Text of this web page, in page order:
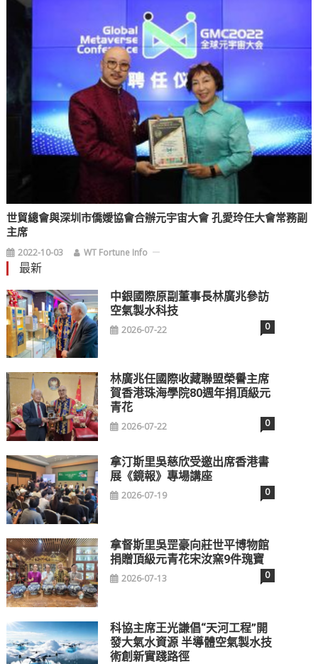
世貿總會與深圳市僑嬡協會合辦元宇宙大會 孔愛玲任大會常務副
主席
2022-10-03 WT Fortune Info
最新
中銀國際原副董事長林廣兆參訪
空氣製水科技
2026-07-22 0
林廣兆任國際收藏聯盟榮譽主席
賀香港珠海學院80週年捐頂級元
青花
2026-07-22 0
拿汀斯里吳慈欣受邀出席香港書
展《鏡報》專場講座
2026-07-19 0
拿督斯里吳罡豪向莊世平博物館
捐贈頂級元青花宋汝窯9件瑰寶
2026-07-13 0
科協主席王光謙倡“天河工程”開
發大氣水資源 半導體空氣製水技
術創新實踐路徑